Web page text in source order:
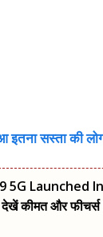
सस्ता की लोग
5G Launched
कीमत और फीचर्स